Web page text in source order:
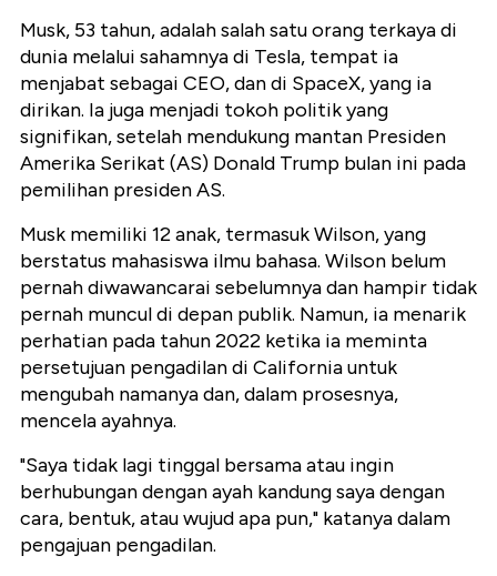
Musk, 53 tahun, adalah salah satu orang terkaya di
dunia melalui sahamnya di Tesla, tempat ia
menjabat sebagai CEO, dan di SpaceX, yang ia
dirikan. Ia juga menjadi tokoh politik yang
signifikan, setelah mendukung mantan Presiden
Amerika Serikat (AS) Donald Trump bulan ini pada
pemilihan presiden AS.
Musk memiliki 12 anak, termasuk Wilson, yang
berstatus mahasiswa ilmu bahasa. Wilson belum
pernah diwawancarai sebelumnya dan hampir tidak
pernah muncul di depan publik. Namun, ia menarik
perhatian pada tahun 2022 ketika ia meminta
persetujuan pengadilan di California untuk
mengubah namanya dan, dalam prosesnya,
mencela ayahnya.
"Saya tidak lagi tinggal bersama atau ingin
berhubungan dengan ayah kandung saya dengan
cara, bentuk, atau wujud apa pun," katanya dalam
pengajuan pengadilan.